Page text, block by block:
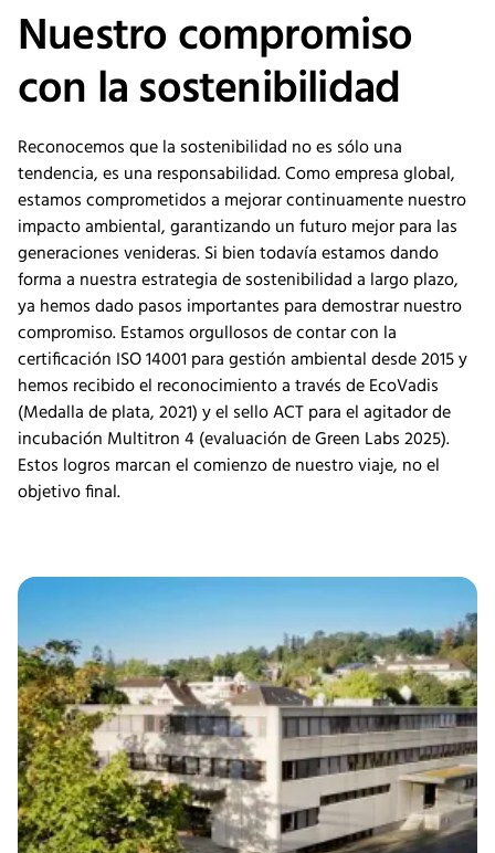
Nuestro compromiso
con la sostenibilidad
Reconocemos que la sostenibilidad no es sólo una
tendencia, es una responsabilidad. Como empresa global,
estamos comprometidos a mejorar continuamente nuestro
impacto ambiental, garantizando un futuro mejor para las
generaciones venideras. Si bien todavía estamos dando
forma a nuestra estrategia de sostenibilidad a largo plazo,
ya hemos dado pasos importantes para demostrar nuestro
compromiso. Estamos orgullosos de contar con la
certificación ISO 14001 para gestión ambiental desde 2015 y
hemos recibido el reconocimiento a través de EcoVadis
(Medalla de plata, 2021) y el sello ACT para el agitador de
incubación Multitron 4 (evaluación de Green Labs 2025).
Estos logros marcan el comienzo de nuestro viaje, no el
objetivo final.